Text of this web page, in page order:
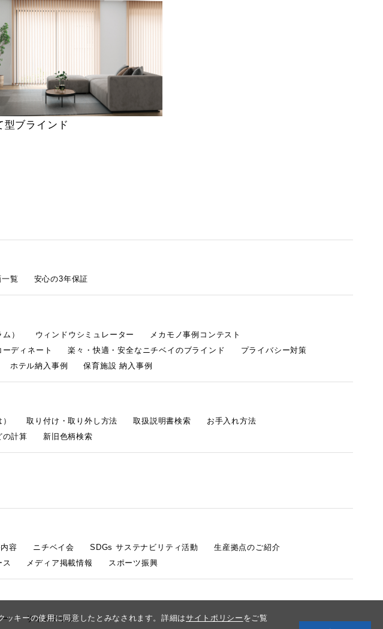
ッキーの使用に同意したとみなされます。詳細はサイトポリシー をご覧
型ブラインド
覧 安心の3年保証
） ウィンドウシミュレーター
メカモノ事例コンテスト
ディネート 楽々・快適・安全なニチベイのブラインド
プライバシー対策
ホテル納入事例 保育施設 納入事例
取り付け・取り外し方法 取扱説明書検索
お手入れ方法
の計算 新旧色柄検索
容 ニチベイ会 SDGs サステナビリティ活動
生産拠点のご紹介
ス メディア掲載情報 スポーツ振興
ー サイトマップ